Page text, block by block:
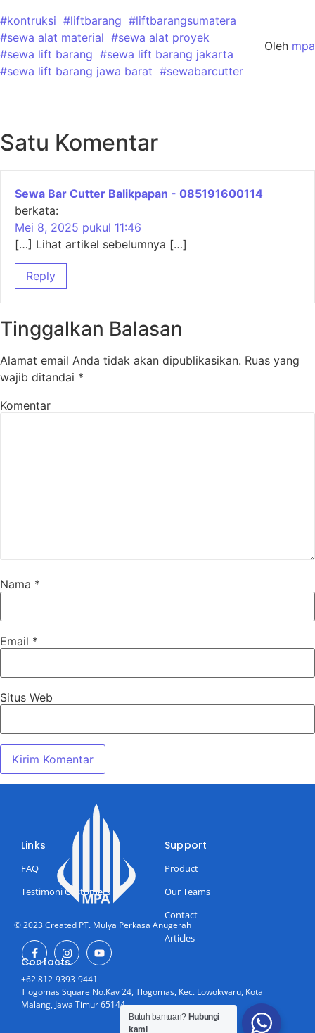
#kontruksi #liftbarang #liftbarangsumatera
#sewa alat material #sewa alat proyek
#sewa lift barang #sewa lift barang jakarta
#sewa lift barang jawa barat #sewabarcutter
Oleh mpa
Satu Komentar
Sewa Bar Cutter Balikpapan - 085191600114
berkata:
Mei 8, 2025 pukul 11:46
[…] Lihat artikel sebelumnya […]
Reply
Tinggalkan Balasan
Alamat email Anda tidak akan dipublikasikan. Ruas yang
wajib ditandai *
Komentar
Nama *
Email *
Situs Web
© 2023 Created PT. Mulya Perkasa Anugerah
Links
FAQ
Testimoni Customers
Support
Product
Our Teams
Contact
Articles
Contacts
+62 812-9393-9441
Tlogomas Square No.Kav 24, Tlogomas, Kec. Lowokwaru, Kota
Malang, Jawa Timur 65144
Butuh bantuan? Hubungi
kami